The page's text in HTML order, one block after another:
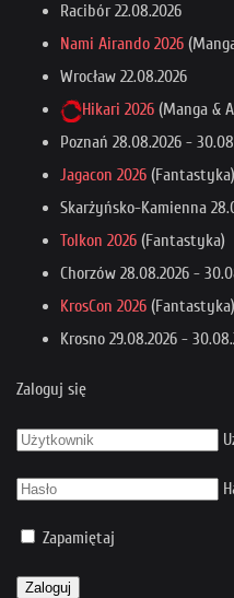
Racibór22.08.2026
Nami Airando 2026
Wrocław 22.08.2026
Hikari 2026 (Manga &
Poznań 28.08.2026 -
Jagacon 2026 (Fantastyka)
Skarżyńsko-Kamienna
Tolkon 2026 (Fantastyka)
Chorzów 28.08.2026 -
KrosCon 2026 (Fantastyka)
Krosno 29.08.2026 -
Zaloguj się
Zapamiętaj
Zaloguj